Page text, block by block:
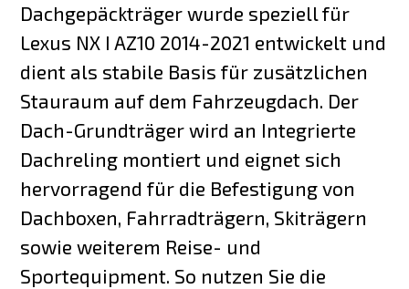
Dachgepäckträger wurde speziell für
Lexus NX I AZ10 2014-2021 entwickelt und
dient als stabile Basis für zusätzlichen
Stauraum auf dem Fahrzeugdach. Der
Dach-Grundträger wird an Integrierte
Dachreling montiert und eignet sich
hervorragend für die Befestigung von
Dachboxen, Fahrradträgern, Skiträgern
sowie weiterem Reise- und
Sportequipment. So nutzen Sie die